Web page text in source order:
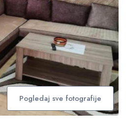
Pogledaj sve fotografije